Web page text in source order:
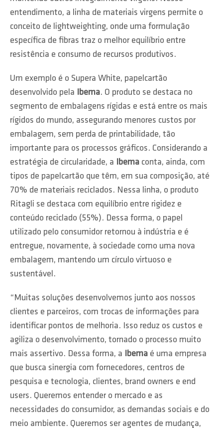
entendimento, a linha de materiais virgens permite o
conceito de lightweighting, onde uma formulação
específica de fibras traz o melhor equilíbrio entre
resistência e consumo de recursos produtivos.
Um exemplo é o Supera White, papelcartão
desenvolvido pela Ibema. O produto se destaca no
segmento de embalagens rígidas e está entre os mais
rígidos do mundo, assegurando menores custos por
embalagem, sem perda de printabilidade, tão
importante para os processos gráficos. Considerando a
estratégia de circularidade, a Ibema conta, ainda, com
tipos de papelcartão que têm, em sua composição, até
70% de materiais reciclados. Nessa linha, o produto
Ritagli se destaca com equilíbrio entre rigidez e
conteúdo reciclado (55%). Dessa forma, o papel
utilizado pelo consumidor retornou à indústria e é
entregue, novamente, à sociedade como uma nova
embalagem, mantendo um círculo virtuoso e
sustentável.
“Muitas soluções desenvolvemos junto aos nossos
clientes e parceiros, com trocas de informações para
identificar pontos de melhoria. Isso reduz os custos e
agiliza o desenvolvimento, tornado o processo muito
mais assertivo. Dessa forma, a Ibema é uma empresa
que busca sinergia com fornecedores, centros de
pesquisa e tecnologia, clientes, brand owners e end
users. Queremos entender o mercado e as
necessidades do consumidor, as demandas sociais e do
meio ambiente. Queremos ser agentes de mudança,